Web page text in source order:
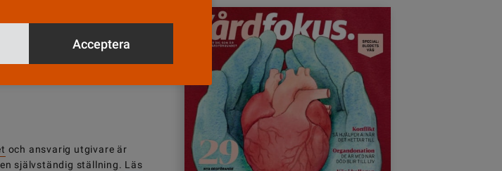
Tipsa oss!
och ansvarig utgivare är
självständig ställning. Läs
Acceptera